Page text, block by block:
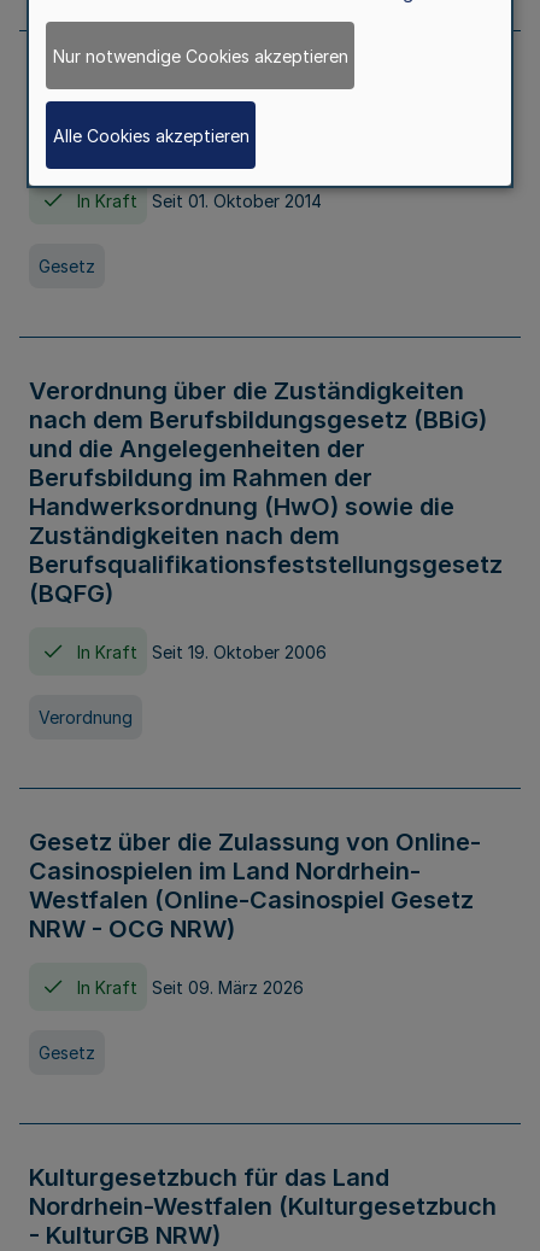
Gesetz über die Hochschulen des Landes
Nordrhein-Westfalen (Hochschulgesetz -
HG)
In Kraft Seit 01. Oktober 2014
Gesetz
Verordnung über die Zuständigkeiten
nach dem Berufsbildungsgesetz (BBiG)
und die Angelegenheiten der
Berufsbildung im Rahmen der
Handwerksordnung (HwO) sowie die
Zuständigkeiten nach dem
Berufsqualifikationsfeststellungsgesetz
(BQFG)
In Kraft Seit 19. Oktober 2006
Verordnung
Gesetz über die Zulassung von Online-
Casinospielen im Land Nordrhein-
Westfalen (Online-Casinospiel Gesetz
NRW - OCG NRW)
In Kraft Seit 09. März 2026
Gesetz
Kulturgesetzbuch für das Land
Nordrhein-Westfalen (Kulturgesetzbuch
- KulturGB NRW)
Nur notwendige Cookies akzeptieren
Alle Cookies akzeptieren